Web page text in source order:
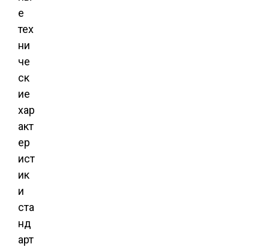
е
тех
ни
че
ск
ие
хар
акт
ер
ист
ик
и
ста
нд
арт